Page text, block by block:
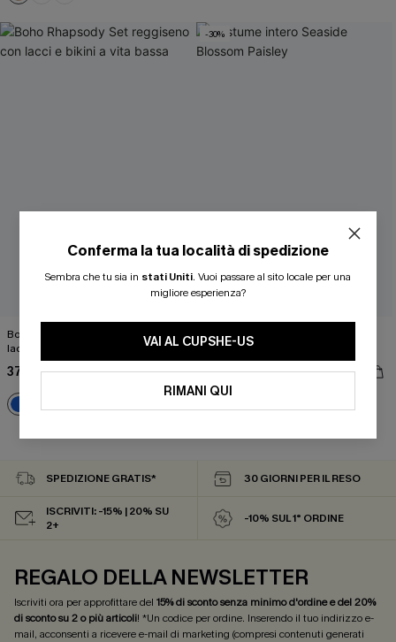
Boho Rhapsody Set reggiseno con
lacci e bikini a vita bassa
37,00 €
-30%
Costume intero Seaside Blossom
Paisley
26,00 €37,00 €
Conferma la tua località di spedizione
Sembra che tu sia in stati Uniti. Vuoi passare al sito locale per una
migliore esperienza?
VAI AL CUPSHE-US
RIMANI QUI
SPEDIZIONE GRATIS* 30 GIORNI PER IL RESO
ISCRIVITI: -15% | 20% SU
2+
-10% SUL 1° ORDINE
REGALO DELLA NEWSLETTER
Iscriviti ora per approfittare del 15% di sconto senza minimo d'ordine e del 20%
di sconto su 2 o più articoli! *Un codice per ordine. Inserendo il tuo indirizzo e-
mail, acconsenti a ricevere e-mail di marketing (compresi contenuti generati